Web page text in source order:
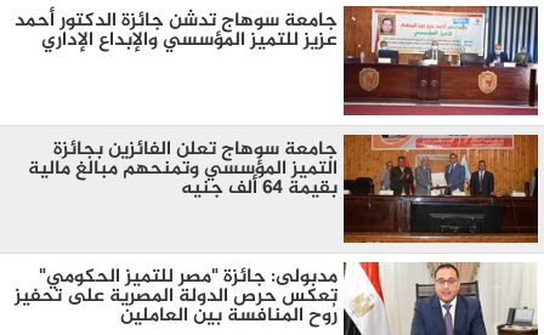
جامعة سوهاج تدشن جائزة الدكتور أحمد
عزيز للتميز المؤسسي والإبداع الإداري
جامعة سوهاج تعلن الفائزين بجائزة
التميز المؤسسي وتمنحهم مبالغ مالية
بقيمة ٦٤ ألف جنيه
مدبولى: جائزة "مصر للتميز الحكومي"
تعكس حرص الدولة المصرية على تحفيز
رُوح المنافسة بين العاملين